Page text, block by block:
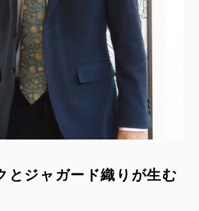
とジャガード織りが生む